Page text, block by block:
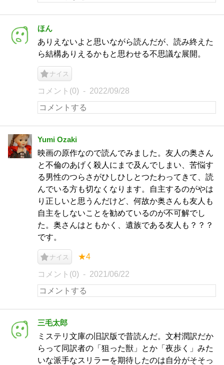
ほん
ありえないよと思いながら読んだが、読み終えた
ら結構ありえるかもと思わせる不思議な展開。
ナイス
コメント(0) 2022/09/28
Yumi Ozaki
映画の原作なので読んでみました。友人の奥さん
と不倫のあげく殺人にまで及んでしまい、苦悩す
る男性のつらさがひしひしとつたわってきて、読
んでいる方も切なくなります。自主するのがやは
り正しいと思うんだけど、何故か奥さんも友人も
自主をしないことを勧めているのが不可解でし
た。奥さんはともかく、遺族である友人も？？？
です。
ナイス ★4
コメント(0) 2021/06/22
三毛太郎
ミステリ文庫の旧訳版で昔読んだ。文村潤訳だか
らって同訳者の「狙った獣」とか「夜歩く」みた
いな派手なスリラーを期待したのは自分がそそっ